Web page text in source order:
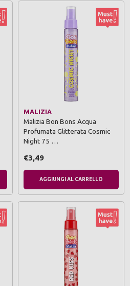
MALIZIA
Malizia Bon Bons Acqua
Profumata Glitterata Cosmic
Night 75 …
€3,49
AGGIUNGI AL CARRELLO